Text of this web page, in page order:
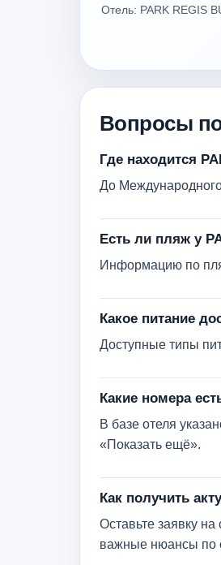
Отель: PARK REGIS
Вопросы
Где находится
До
Есть ли пляж у
Информацию по
Какое питание
Доступные типы
Какие номера
В базе отеля
«Показать ещё».
Как получить
Оставьте заявку
важные нюансы по